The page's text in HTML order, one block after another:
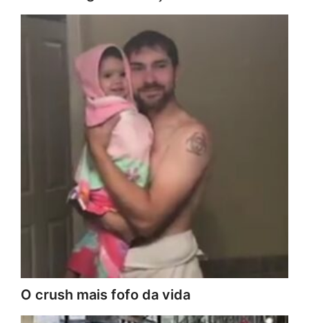
O crush mais fofo da vida